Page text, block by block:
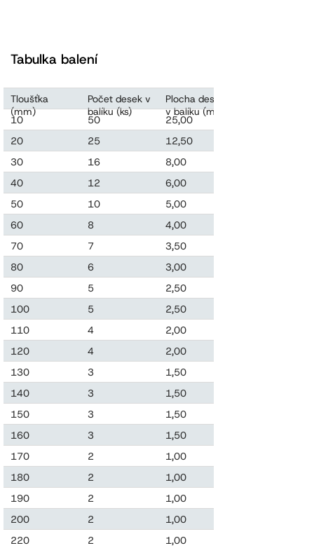
Tabulka balení
Tloušťka
(mm)
Počet desek v
balíku (ks)
Plocha desek
v balíku (m2)
10 50 25,00
20
25 12,50
30
16 8,00
40
12 6,00
50
10 5,00
60
8 4,00
70
7 3,50
80
6 3,00
90
5 2,50
100
5 2,50
110
4 2,00
120
4 2,00
130
3 1,50
140
3 1,50
150
3 1,50
160
3 1,50
170
2 1,00
180
2 1,00
190
2 1,00
200
2 1,00
220
2 1,00